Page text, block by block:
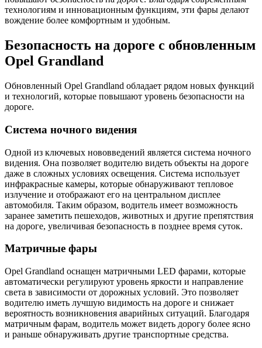
технологиям и инновационным функциям, эти фары делают
вождение более комфортным и удобным.
Безопасность на дороге с обновленным
Opel Grandland
Обновленный Opel Grandland обладает рядом новых функций
и технологий, которые повышают уровень безопасности на
дороге.
Система ночного видения
Одной из ключевых нововведений является система ночного
видения. Она позволяет водителю видеть объекты на дороге
даже в сложных условиях освещения. Система использует
инфракрасные камеры, которые обнаруживают тепловое
излучение и отображают его на центральном дисплее
автомобиля. Таким образом, водитель имеет возможность
заранее заметить пешеходов, животных и другие препятствия
на дороге, увеличивая безопасность в позднее время суток.
Матричные фары
Opel Grandland оснащен матричными LED фарами, которые
автоматически регулируют уровень яркости и направление
света в зависимости от дорожных условий. Это позволяет
водителю иметь лучшую видимость на дороге и снижает
вероятность возникновения аварийных ситуаций. Благодаря
матричным фарам, водитель может видеть дорогу более ясно
и раньше обнаруживать другие транспортные средства.